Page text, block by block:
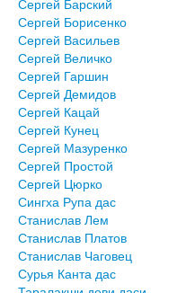
Сергей Барский
Сергей Борисенко
Сергей Васильев
Сергей Величко
Сергей Гаршин
Сергей Демидов
Сергей Кацай
Сергей Кунец
Сергей Мазуренко
Сергей Простой
Сергей Цюрко
Сингха Рупа дас
Станислав Лем
Станислав Платов
Станислав Чаговец
Сурья Канта дас